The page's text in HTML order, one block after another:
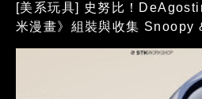
[美系玩具] 史努比！
米漫畫》組裝與收集 Snoopy